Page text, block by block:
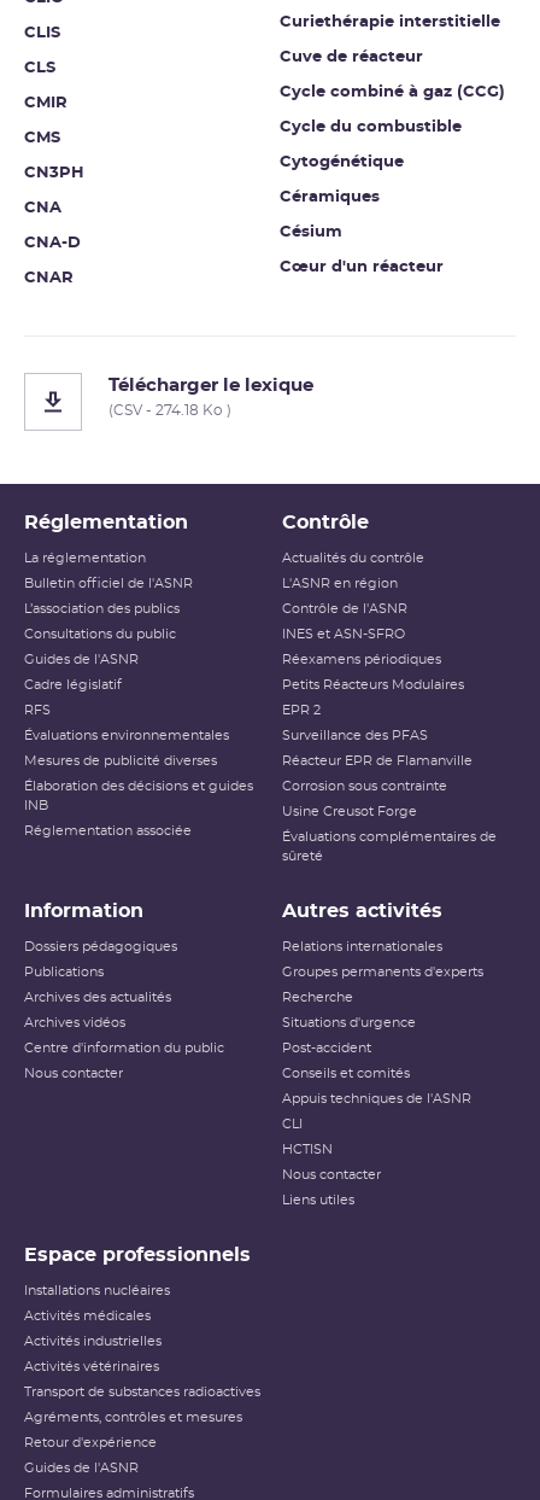
CLIS
CLS
CMIR
CMS
CN3PH
CNA
CNA-D
CNAR
Curiethérapie interstitielle
Cuve de réacteur
Cycle combiné à gaz (CCG)
Cycle du combustible
Cytogénétique
Céramiques
Césium
Cœur d'un réacteur
Télécharger le lexique
(CSV - 274.18 Ko )
Réglementation
La réglementation
Bulletin officiel de l'ASNR
L’association des publics
Consultations du public
Guides de l'ASNR
Cadre législatif
RFS
Évaluations environnementales
Mesures de publicité diverses
Élaboration des décisions et guides
INB
Réglementation associée
Contrôle
Actualités du contrôle
L'ASNR en région
Contrôle de l'ASNR
INES et ASN-SFRO
Réexamens périodiques
Petits Réacteurs Modulaires
EPR 2
Surveillance des PFAS
Réacteur EPR de Flamanville
Corrosion sous contrainte
Usine Creusot Forge
Évaluations complémentaires de
sûreté
Information
Dossiers pédagogiques
Publications
Archives des actualités
Archives vidéos
Centre d'information du public
Nous contacter
Autres activités
Relations internationales
Groupes permanents d'experts
Recherche
Situations d'urgence
Post-accident
Conseils et comités
Appuis techniques de l'ASNR
CLI
HCTISN
Nous contacter
Liens utiles
Espace professionnels
Installations nucléaires
Activités médicales
Activités industrielles
Activités vétérinaires
Transport de substances radioactives
Agréments, contrôles et mesures
Retour d'expérience
Guides de l'ASNR
Formulaires administratifs